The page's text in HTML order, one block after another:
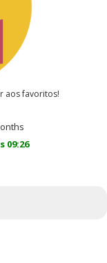
aos favoritos!
09:26